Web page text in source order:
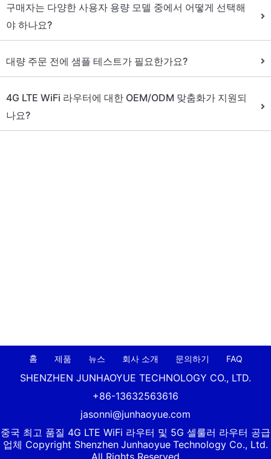
구매자는 다양한 사용자 용량 모델 중에서 어떻게 선택해
야 하나요?
대량 주문 전에 샘플 테스트가 필요한가요?
4G LTE WiFi 라우터에 대한 OEM/ODM 맞춤화가 지원되
나요?
홈 제품 뉴스 회사 소개 문의하기 FAQ
SHENZHEN JUNHAOYUE TECHNOLOGY CO., LTD.
+86-13632563616
jasonni@junhaoyue.com
중국 최고 품질 4G LTE WiFi 라우터 및 5G 셀룰러 라우터 공급
업체 Copyright Shenzhen Junhaoyue Technology Co., Ltd.
All Rights Reserved